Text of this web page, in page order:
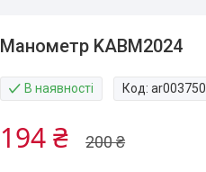
Манометр KABM2024
В наявності Код:ar003750
200 ₴
194 ₴